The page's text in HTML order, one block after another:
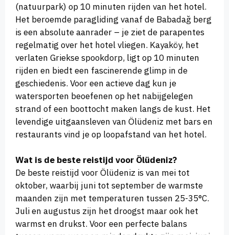
(natuurpark) op 10 minuten rijden van het hotel.
Het beroemde paragliding vanaf de Babadağ berg
is een absolute aanrader – je ziet de parapentes
regelmatig over het hotel vliegen. Kayaköy, het
verlaten Griekse spookdorp, ligt op 10 minuten
rijden en biedt een fascinerende glimp in de
geschiedenis. Voor een actieve dag kun je
watersporten beoefenen op het nabijgelegen
strand of een boottocht maken langs de kust. Het
levendige uitgaansleven van Ölüdeniz met bars en
restaurants vind je op loopafstand van het hotel.
Wat is de beste reistijd voor Ölüdeniz?
De beste reistijd voor Ölüdeniz is van mei tot
oktober, waarbij juni tot september de warmste
maanden zijn met temperaturen tussen 25-35°C.
Juli en augustus zijn het droogst maar ook het
warmst en drukst. Voor een perfecte balans